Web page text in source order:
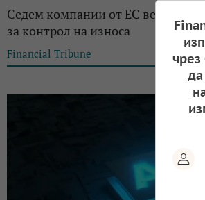
Седем компании от ЕС вече са в
за контрол на износа
Financial Tribune
чрез